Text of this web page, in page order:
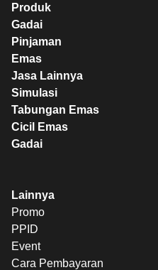
Produk
Gadai
Pinjaman
Emas
Jasa Lainnya
Simulasi
Tabungan Emas
Cicil Emas
Gadai
Lainnya
Promo
PPID
Event
Cara Pembayaran